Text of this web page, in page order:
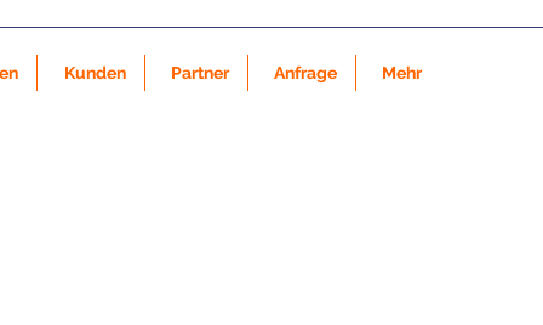
Kunden Partner Anfrage Mehr